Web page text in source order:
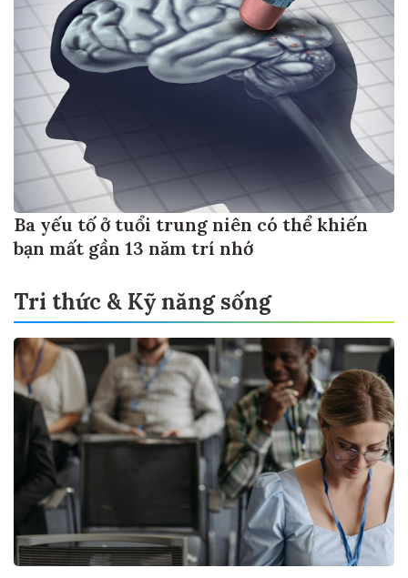
Ba yếu tố ở tuổi trung niên có thể khiến
bạn mất gần 13 năm trí nhớ
Tri thức & Kỹ năng sống